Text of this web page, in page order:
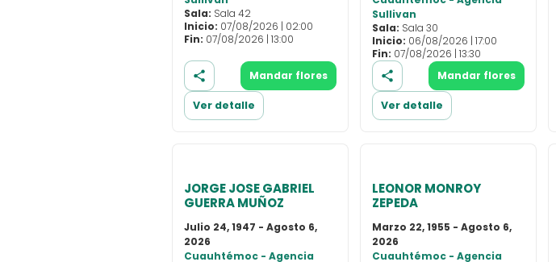
Sala: Sala 42
Inicio: 07/08/2026 | 02:00
Fin: 07/08/2026 | 13:00
Mandar flores
Ver detalle
Sullivan
Sala: Sala 30
Inicio: 06/08/2026 | 17:00
Fin: 07/08/2026 | 13:30
Mandar flores
Ver detalle
JORGE JOSE GABRIEL
GUERRA MUÑOZ
Julio 24, 1947 - Agosto 6,
2026
Cuauhtémoc - Agencia
LEONOR MONROY
ZEPEDA
Marzo 22, 1955 - Agosto 6,
2026
Cuauhtémoc - Agencia